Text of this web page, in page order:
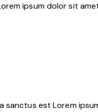
ipsum dolor sit
est Lorem